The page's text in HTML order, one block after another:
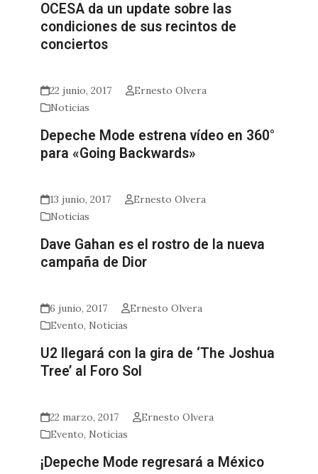
OCESA da un update sobre las
condiciones de sus recintos de
conciertos
22 junio, 2017
Ernesto Olvera
Noticias
Depeche Mode estrena vídeo en 360°
para «Going Backwards»
13 junio, 2017
Ernesto Olvera
Noticias
Dave Gahan es el rostro de la nueva
campaña de Dior
6 junio, 2017
Ernesto Olvera
Evento, Noticias
U2 llegará con la gira de ‘The Joshua
Tree’ al Foro Sol
22 marzo, 2017
Ernesto Olvera
Evento, Noticias
¡Depeche Mode regresará a México